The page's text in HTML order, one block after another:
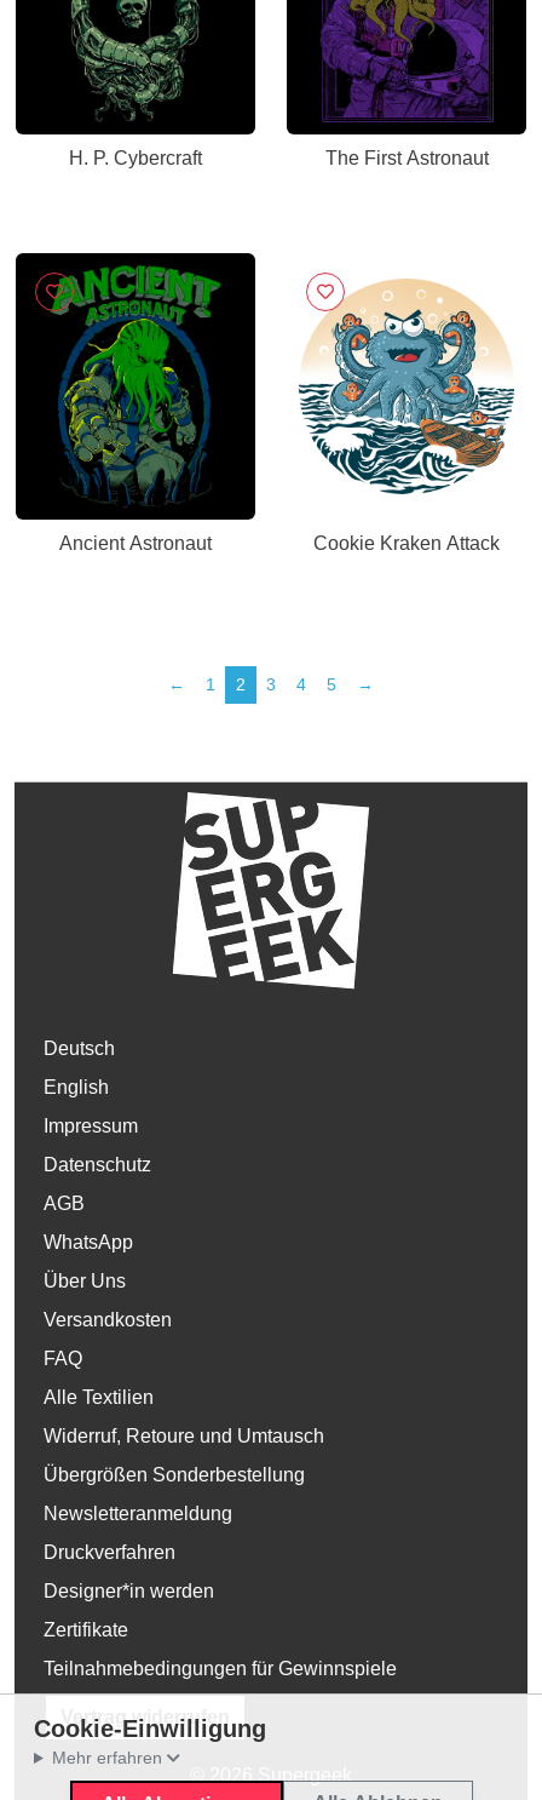
H. P. Cybercraft The First Astronaut
Ancient Astronaut Cookie Kraken Attack
← 1 2 3 4 5 →
Deutsch
English
Impressum
Datenschutz
AGB
WhatsApp
Über Uns
Versandkosten
FAQ
Alle Textilien
Widerruf, Retoure und Umtausch
Übergrößen Sonderbestellung
Newsletteranmeldung
Druckverfahren
Designer*in werden
Zertifikate
Teilnahmebedingungen für Gewinnspiele
Vertrag widerrufen
Cookie-Einwilligung
Mehr erfahren